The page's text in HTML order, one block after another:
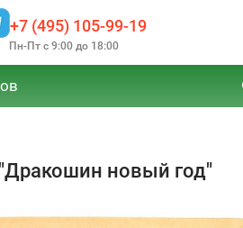
+7 (495) 105-99-19
Пн-Пт с 9:00 до 18:00
новый год"